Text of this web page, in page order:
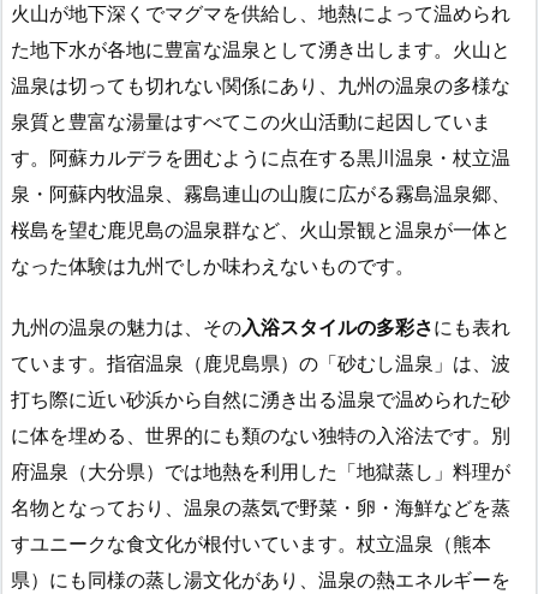
火山が地下深くでマグマを供給し、地熱によって温められ
た地下水が各地に豊富な温泉として湧き出します。火山と
温泉は切っても切れない関係にあり、九州の温泉の多様な
泉質と豊富な湯量はすべてこの火山活動に起因していま
す。阿蘇カルデラを囲むように点在する黒川温泉・杖立温
泉・阿蘇内牧温泉、霧島連山の山腹に広がる霧島温泉郷、
桜島を望む鹿児島の温泉群など、火山景観と温泉が一体と
なった体験は九州でしか味わえないものです。
九州の温泉の魅力は、その入浴スタイルの多彩さにも表れ
ています。指宿温泉（鹿児島県）の「砂むし温泉」は、波
打ち際に近い砂浜から自然に湧き出る温泉で温められた砂
に体を埋める、世界的にも類のない独特の入浴法です。別
府温泉（大分県）では地熱を利用した「地獄蒸し」料理が
名物となっており、温泉の蒸気で野菜・卵・海鮮などを蒸
すユニークな食文化が根付いています。杖立温泉（熊本
県）にも同様の蒸し湯文化があり、温泉の熱エネルギーを